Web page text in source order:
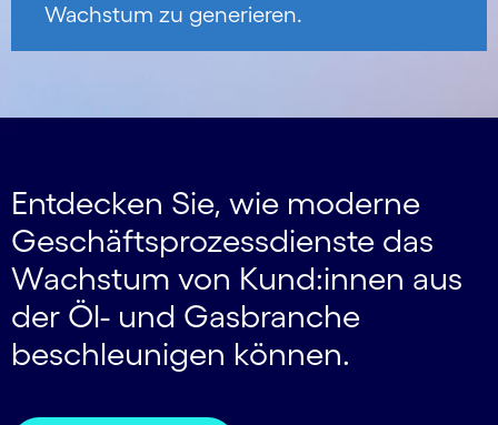
Wachstum zu generieren.
Entdecken Sie, wie moderne
Geschäfts­prozessdienste das
Wachstum von Kund:innen aus
der Öl- und Gasbranche
beschleunigen können.